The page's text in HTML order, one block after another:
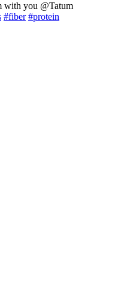
with you @Tatum
#fiber #protein